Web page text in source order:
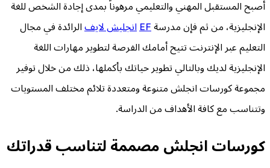
أصبح المستقبل المهني والتعليمي مرهوناً بمدى إجادة الشخص للغة
الإنجليزية، من ثم فإن مدرسة EF انجليش لايف الرائدة في مجال
التعليم عبر الإنترنت تتيح أمامك الفرصة لتطوير مهارات اللغة
الإنجليزية لديك وبالتالي تطوير حياتك بأكملها، ذلك من خلال توفير
مجموعة كورسات انجلش متنوعة ومتعددة تلائم مختلف المستويات
وتتناسب مع كافة الأهداف من الدراسة.
كورسات انجلش مصممة لتناسب قدراتك